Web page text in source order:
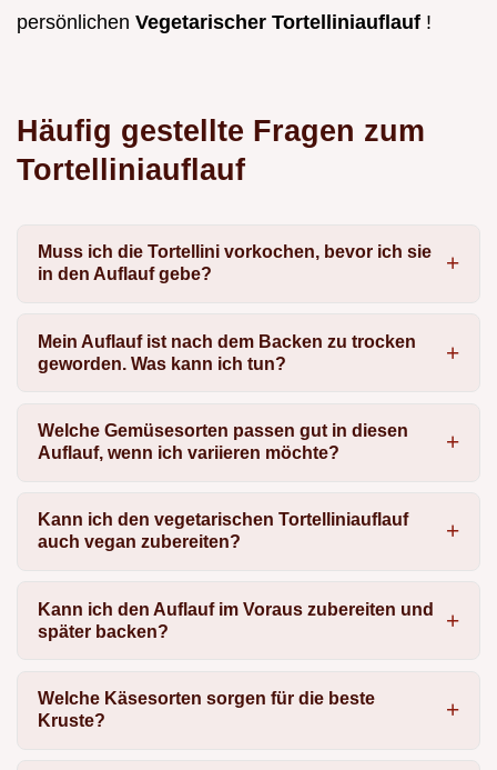
persönlichen Vegetarischer Tortelliniauflauf !
Häufig gestellte Fragen zum
Tortelliniauflauf
Muss ich die Tortellini vorkochen, bevor ich sie
in den Auflauf gebe?
Mein Auflauf ist nach dem Backen zu trocken
geworden. Was kann ich tun?
Welche Gemüsesorten passen gut in diesen
Auflauf, wenn ich variieren möchte?
Kann ich den vegetarischen Tortelliniauflauf
auch vegan zubereiten?
Kann ich den Auflauf im Voraus zubereiten und
später backen?
Welche Käsesorten sorgen für die beste
Kruste?